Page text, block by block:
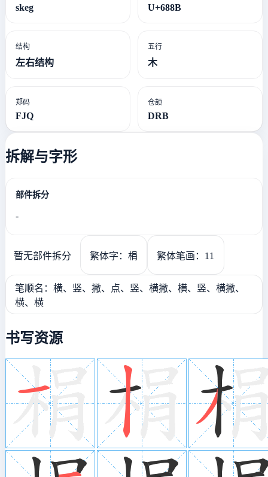
skeg U+688B
结构
左右结构
五行
木
郑码
FJQ
仓颉
DRB
拆解与字形
部件拆分
-
暂无部件拆分 繁体字：梋 繁体笔画：11
笔顺名：横、竖、撇、点、竖、横撇、横、竖、横撇、
横、横
书写资源